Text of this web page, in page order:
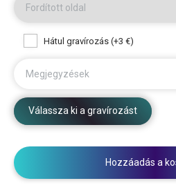
Fordított oldal
Hátul gravírozás (+3 €)
Megjegyzések
Válassza ki a gravírozást
Hozzáadás a